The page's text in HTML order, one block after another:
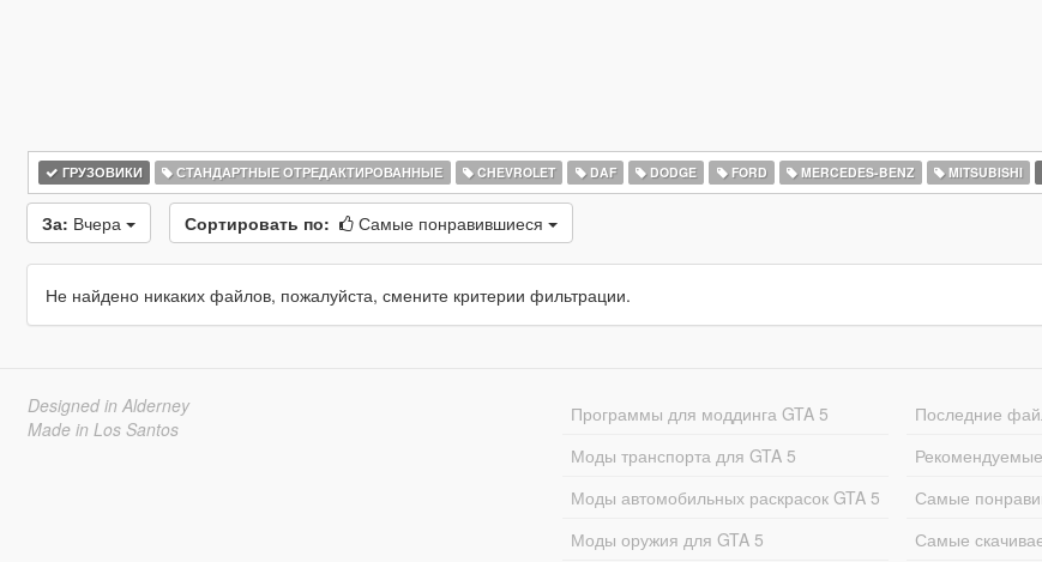
ГРУЗОВИКИ СТАНДАРТНЫЕ ОТРЕДАКТИРОВАННЫЕ CHEVROLET DAF DODGE FORD MERCEDES-BENZ MITSUBISHI
За: Вчера Сортировать по: Самые понравившиеся
Не найдено никаких файлов, пожалуйста, смените критерии фильтрации.
Designed in Alderney
Made in Los Santos
Программы для моддинга GTA 5
Моды транспорта для GTA 5
Моды автомобильных раскрасок GTA 5
Моды оружия для GTA 5
Последние
Самые
Самые